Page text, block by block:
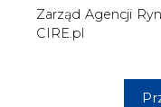
Zarząd Agencji
CIRE.plArtykuł powstał
Wydawca portalu